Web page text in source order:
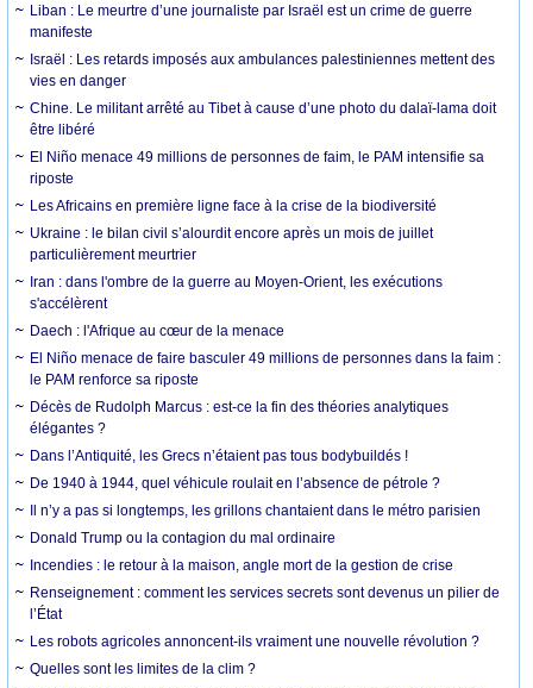
Liban : Le meurtre d’une journaliste par Israël est un crime de guerre
manifeste
Israël : Les retards imposés aux ambulances palestiniennes mettent des
vies en danger
Chine. Le militant arrêté au Tibet à cause d’une photo du dalaï-lama doit
être libéré
El Niño menace 49 millions de personnes de faim, le PAM intensifie sa
riposte
Les Africains en première ligne face à la crise de la biodiversité
Ukraine : le bilan civil s’alourdit encore après un mois de juillet
particulièrement meurtrier
Iran : dans l'ombre de la guerre au Moyen-Orient, les exécutions
s'accélèrent
Daech : l'Afrique au cœur de la menace
El Niño menace de faire basculer 49 millions de personnes dans la faim :
le PAM renforce sa riposte
Décès de Rudolph Marcus : est-ce la fin des théories analytiques
élégantes ?
Dans l’Antiquité, les Grecs n’étaient pas tous bodybuildés !
De 1940 à 1944, quel véhicule roulait en l’absence de pétrole ?
Il n’y a pas si longtemps, les grillons chantaient dans le métro parisien
Donald Trump ou la contagion du mal ordinaire
Incendies : le retour à la maison, angle mort de la gestion de crise
Renseignement : comment les services secrets sont devenus un pilier de
l’État
Les robots agricoles annoncent-ils vraiment une nouvelle révolution ?
Quelles sont les limites de la clim ?